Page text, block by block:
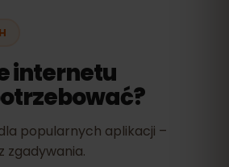
internetu
popularnych aplikacji –
zgadywania.